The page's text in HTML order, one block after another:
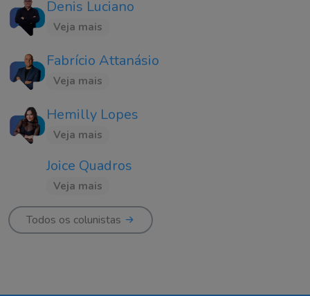
Denis Luciano
Veja mais
Fabrício Attanásio
Veja mais
Hemilly Lopes
Veja mais
Joice Quadros
Veja mais
Todos os colunistas